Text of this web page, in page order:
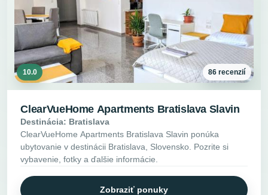
10.0 86 recenzií
ClearVueHome Apartments Bratislava Slavin
Destinácia: Bratislava
ClearVueHome Apartments Bratislava Slavin ponúka
ubytovanie v destinácii Bratislava, Slovensko. Pozrite si
vybavenie, fotky a ďalšie informácie.
Zobraziť ponuky